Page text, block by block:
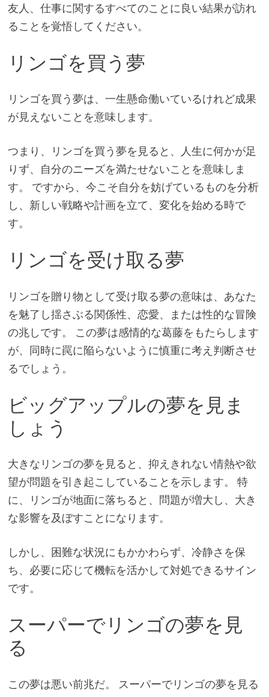
友人、仕事に関するすべてのことに良い結果が訪れ
ることを覚悟してください。
リンゴを買う夢
リンゴを買う夢は、一生懸命働いているけれど成果
が見えないことを意味します。
つまり、リンゴを買う夢を見ると、人生に何かが足
りず、自分のニーズを満たせないことを意味しま
す。 ですから、今こそ自分を妨げているものを分析
し、新しい戦略や計画を立て、変化を始める時で
す。
リンゴを受け取る夢
リンゴを贈り物として受け取る夢の意味は、あなた
を魅了し揺さぶる関係性、恋愛、または性的な冒険
の兆しです。 この夢は感情的な葛藤をもたらします
が、同時に罠に陥らないように慎重に考え判断させ
るでしょう。
ビッグアップルの夢を見ま
しょう
大きなリンゴの夢を見ると、抑えきれない情熱や欲
望が問題を引き起こしていることを示します。 特
に、リンゴが地面に落ちると、問題が増大し、大き
な影響を及ぼすことになります。
しかし、困難な状況にもかかわらず、冷静さを保
ち、必要に応じて機転を活かして対処できるサイン
です。
スーパーでリンゴの夢を見
る
この夢は悪い前兆だ。 スーパーでリンゴの夢を見る